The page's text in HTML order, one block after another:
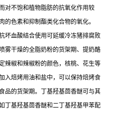
对不饱和植物脂肪的抗氧化作用较
的色素和抑制酯类化合物的氧化。
坏血酸结合使用可延缓冷冻猪排腐败
雾干燥的全脂奶粉的货架期、提奶酪
辣椒和辣椒粉的颜色，核桃、花生等
入焙烤用油和盐中，可以保持焙烤食
品的货架期。丁基羟基茴香醚可与其
丁基羟基茴香醚和二丁基羟基甲苯配